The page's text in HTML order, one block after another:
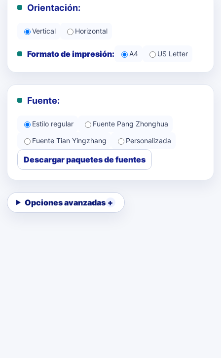
Orientación:
Vertical Horizontal
Formato de impresión: A4 US Letter
Fuente:
Estilo regular
Fuente Pang Zhonghua
Fuente Tian Yingzhang
Personalizada
Descargar paquetes de fuentes
Opciones avanzadas